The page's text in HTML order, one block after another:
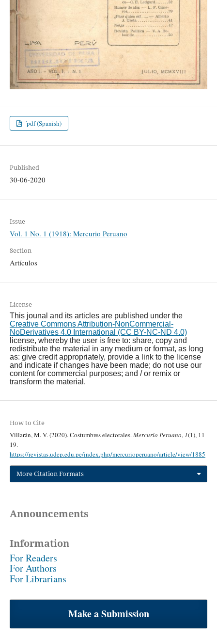
´pdf (Spanish)
Published
30-06-2020
Issue
Vol. 1 No. 1 (1918): Mercurio Peruano
Section
Artículos
License
This jounal and its articles are published under the
Creative Commons Attribution-NonCommercial-
NoDerivatives 4.0 International (CC BY-NC-ND 4.0)
license, whereby the user is free to: share, copy and
redistribute the material in any medium or format, as long
as: give credit appropriately, provide a link to the license
and indicate if changes have been made; do not use our
content for commercial purposes; and / or remix or
transform the material.
How to Cite
Villarán, M. V. (2020). Costumbres electorales.Mercurio Peruano, 1(1), 11-
19.
https://revistas.udep.edu.pe/index.php/mercurioperuano/article/view/1885
More Citation Formats
Announcements
Information
For Readers
For Authors
For Librarians
Make a Submission